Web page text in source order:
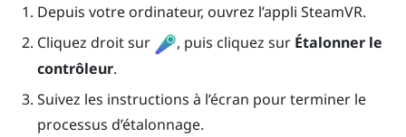
Depuis votre ordinateur, ouvrez l’appli SteamVR.
Cliquez droit sur
, puis cliquez sur Étalonner le
contrôleur.
Suivez les instructions à l’écran pour terminer le
processus d’étalonnage.